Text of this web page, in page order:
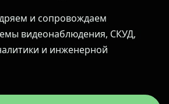
и сопровождаем
видеонаблюдения, СКУД,
и инженерной